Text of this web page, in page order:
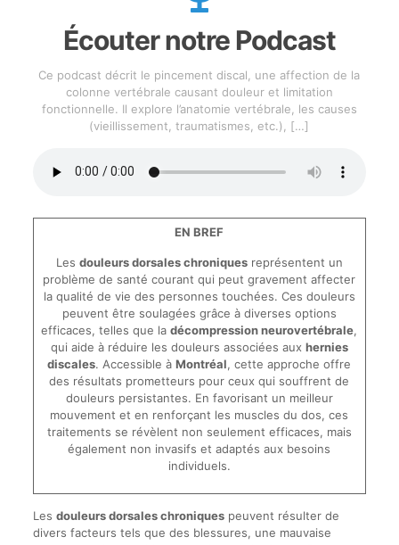
Écouter notre Podcast
Ce podcast décrit le pincement discal, une affection de la
colonne vertébrale causant douleur et limitation
fonctionnelle. Il explore l’anatomie vertébrale, les causes
(vieillissement, traumatismes, etc.),
[…]
EN BREF
Les douleurs dorsales chroniquesreprésentent un
problème de santé courant qui peut gravement affecter
la qualité de vie des personnes touchées. Ces douleurs
peuvent être soulagées grâce à diverses options
efficaces, telles que ladécompression neurovertébrale,
qui aide à réduire les douleurs associées aux hernies
discales. Accessible àMontréal, cette approche offre
des résultats prometteurs pour ceux qui souffrent de
douleurs persistantes. En favorisant un meilleur
mouvement et en renforçant les muscles du dos, ces
traitements se révèlent non seulement efficaces, mais
également non invasifs et adaptés aux besoins
individuels.
Les douleurs dorsales chroniquespeuvent résulter de
divers facteurs tels que des blessures, une mauvaise